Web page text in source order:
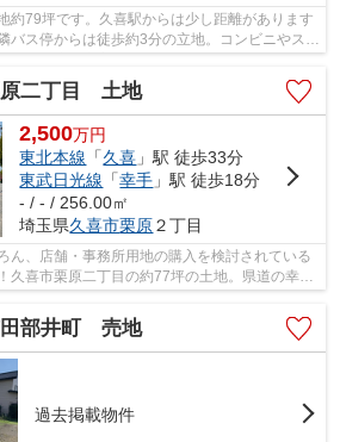
約79坪です。久喜駅からは少し距離があります
バス停からは徒歩約3分の立地。コンビニやスー
原二丁目 土地
2,500万円
東北本線 「久喜 」駅 徒歩33分
東武日光線 「幸手 」駅 徒歩18分
- / - / 256.00㎡
埼玉県久喜市栗原２丁目
ん、店舗・事務所用地の購入を検討されている
久喜市栗原二丁目の約77坪の土地。県道の幸手
田部井町 売地
過去掲載物件